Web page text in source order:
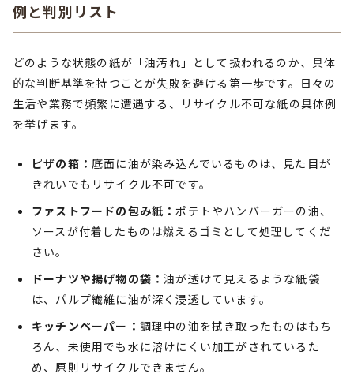
例と判別リスト
どのような状態の紙が「油汚れ」として扱われるのか、具体
的な判断基準を持つことが失敗を避ける第一歩です。日々の
生活や業務で頻繁に遭遇する、リサイクル不可な紙の具体例
を挙げます。
ピザの箱： 底面に油が染み込んでいるものは、見た目が
きれいでもリサイクル不可です。
ファストフードの包み紙：ポテトやハンバーガーの油、
ソースが付着したものは燃えるゴミとして処理してくだ
さい。
ドーナツや揚げ物の袋：油が透けて見えるような紙袋
は、パルプ繊維に油が深く浸透しています。
キッチンペーパー： 調理中の油を拭き取ったものはもち
ろん、未使用でも水に溶けにくい加工がされているた
め、原則リサイクルできません。